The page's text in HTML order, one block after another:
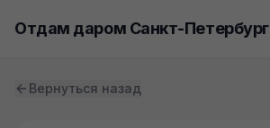
Отдам даром Санкт-Петербург
Вернуться назад